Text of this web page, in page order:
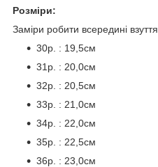
Розміри:
Заміри робити всередині взуття
30р. : 19,5см
31р. : 20,0см
32р. : 20,5см
33р. : 21,0см
34р. : 22,0см
35р. : 22,5см
36р. : 23,0см